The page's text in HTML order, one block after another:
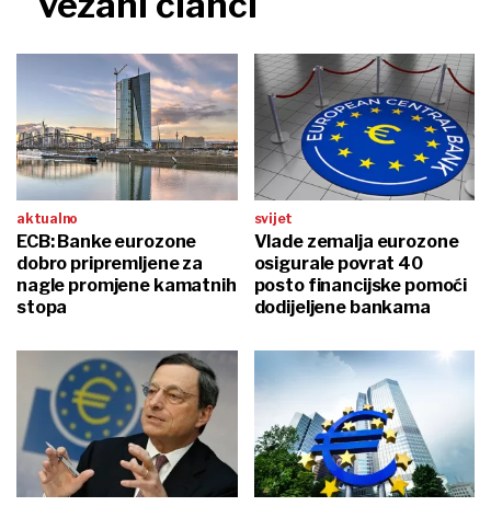
aktualno
ECB: Banke eurozone
dobro pripremljene za
nagle promjene kamatnih
stopa
svijet
Vlade zemalja eurozone
osigurale povrat 40
posto financijske pomoći
dodijeljene bankama